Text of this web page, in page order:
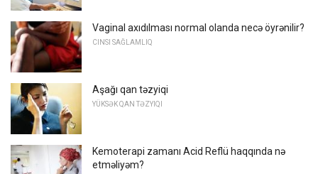
Vaginal axıdılması normal olanda necə öyrənilir?
CINSI SAĞLAMLIQ
Aşağı qan təzyiqi
YÜKSƏK QAN TƏZYIQI
Kemoterapi zamanı Acid Reflü haqqında nə
etməliyəm?